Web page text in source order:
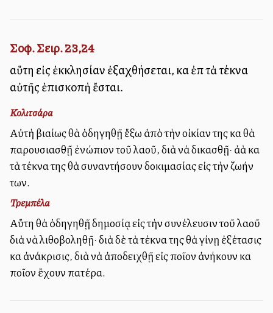
Σοφ. Σειρ. 23,24
αὕτη εἰς ἐκκλησίαν ἐξαχθήσεται, καὶ ἐπὶ τὰ τέκνα
αὐτῆς ἐπισκοπὴ ἔσται.
Κολιτσάρα
Αὐτὴ βιαίως θὰ ὁδηγηθῇ ἔξω ἀπὸ τὴν οἰκίαν της καὶ θὰ
παρουσιασθῇ ἐνώπιον τοῦ λαοῦ, διὰ νὰ δικασθῇ· ἀλλὰ καὶ
τὰ τέκνα της θὰ συναντήσουν δοκιμασίας εἰς τὴν ζωήν
των.
Τρεμπέλα
Αὕτη θὰ ὁδηγηθῇ δημοσίᾳ εἰς τὴν συνέλευσιν τοῦ λαοῦ
διὰ νὰ λιθοβοληθῇ· διὰ δὲ τὰ τέκνα της θὰ γίνῃ ἐξέτασις
καὶ ἀνάκρισις, διὰ νὰ ἀποδειχθῇ εἰς ποῖον ἀνήκουν καὶ
ποῖον ἔχουν πατέρα.